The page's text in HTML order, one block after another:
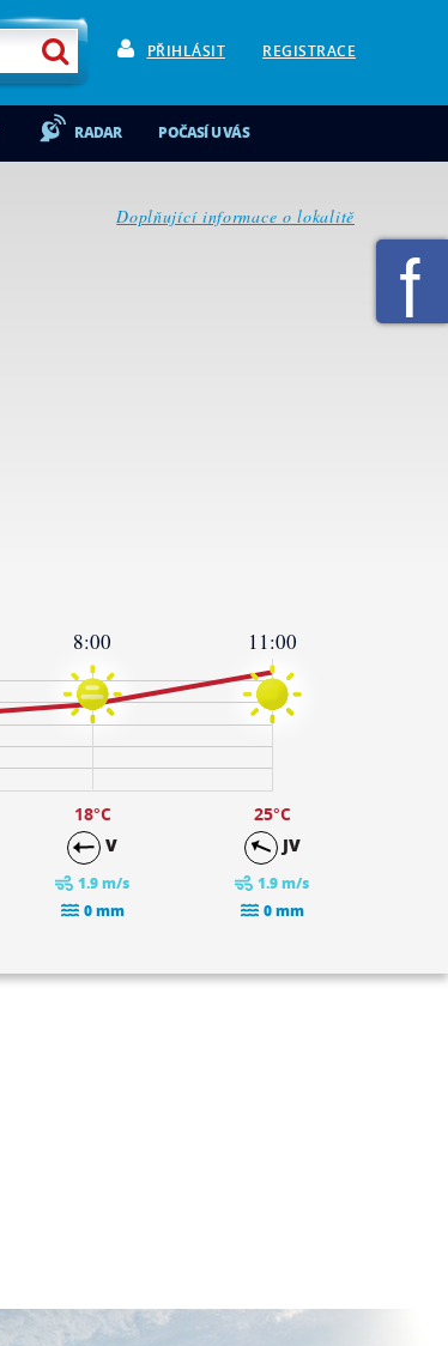
PŘIHLÁSIT REGISTRACE
RADAR POČASÍ U VÁS
Doplňující informace o lokalitě
8:00
18°C
V
1.9 m/s
0 mm
11:00
25°C
JV
1.9 m/s
0 mm